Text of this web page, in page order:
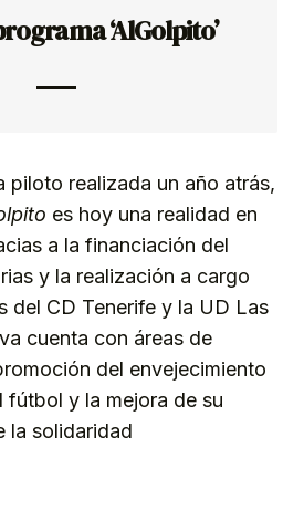
‘AlGolpito’
piloto realizada un año atrás,
es hoy una realidad en
a la financiación del
y la realización a cargo
del CD Tenerife y la UD Las
cuenta con áreas de
del envejecimiento
fútbol y la mejora de su
la solidaridad